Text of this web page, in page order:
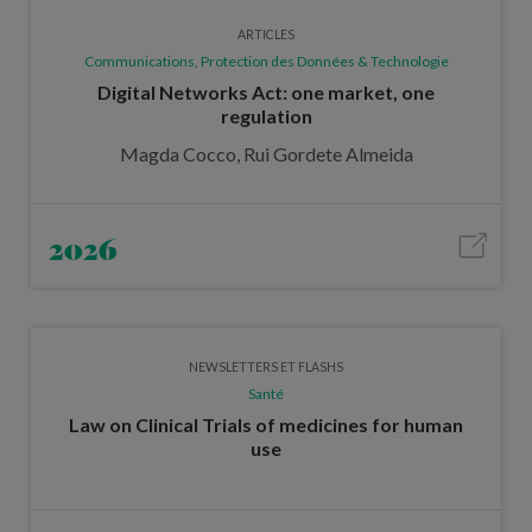
ARTICLES
Communications, Protection des Données & Technologie
Digital Networks Act: one market, one
regulation
Magda Cocco, Rui Gordete Almeida
2026
NEWSLETTERS ET FLASHS
Santé
Law on Clinical Trials of medicines for human
use